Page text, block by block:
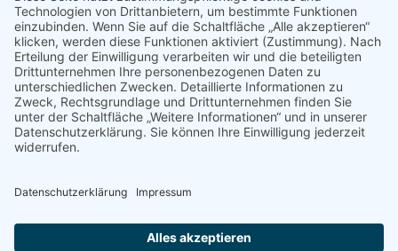
Verein von aus der MITTE e.V.
Schreiben Sie uns:
redaktion@ausdermitte-binz.de
Folgen Sie uns: